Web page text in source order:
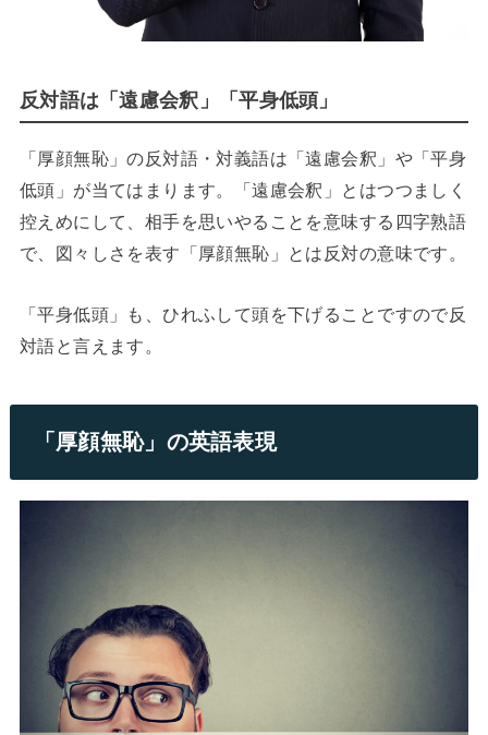
反対語は「遠慮会釈」「平身低頭」
「厚顔無恥」の反対語・対義語は「遠慮会釈」や「平身
低頭」が当てはまります。「遠慮会釈」とはつつましく
控えめにして、相手を思いやることを意味する四字熟語
で、図々しさを表す「厚顔無恥」とは反対の意味です。
「平身低頭」も、ひれふして頭を下げることですので反
対語と言えます。
「厚顔無恥」の英語表現